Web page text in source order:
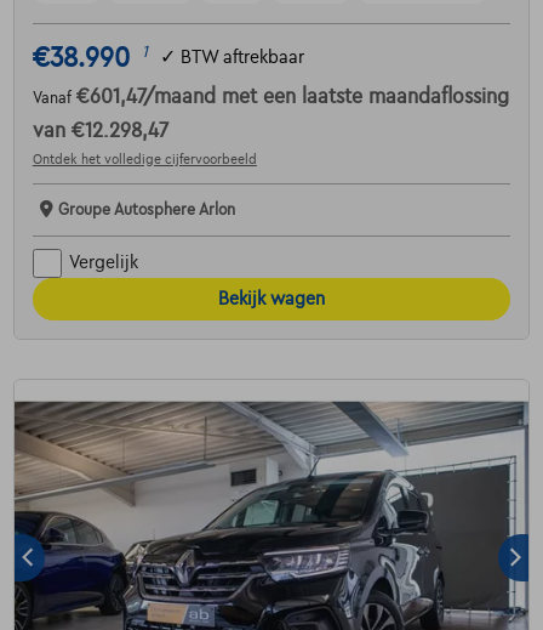
€38.990 1 ✓ BTW aftrekbaar
Vanaf €601,47/maand met een laatste maandaflossing
van €12.298,47
Ontdek het volledige cijfervoorbeeld
Groupe Autosphere Arlon
Vergelijk
Bekijk wagen